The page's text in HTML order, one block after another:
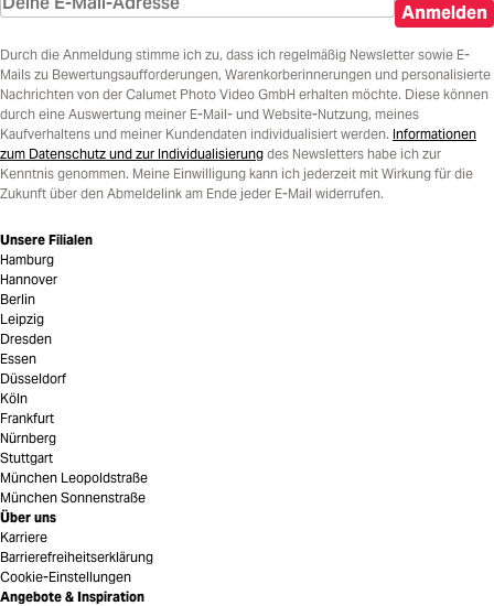
Anmelden
Durch die Anmeldung stimme ich zu, dass ich regelmäßig Newsletter sowie E-
Mails zu Bewertungsaufforderungen, Warenkorberinnerungen und personalisierte
Nachrichten von der Calumet Photo Video GmbH erhalten möchte. Diese können
durch eine Auswertung meiner E-Mail- und Website-Nutzung, meines
Kaufverhaltens und meiner Kundendaten individualisiert werden. Informationen
zum Datenschutz und zur Individualisierung des Newsletters habe ich zur
Kenntnis genommen. Meine Einwilligung kann ich jederzeit mit Wirkung für die
Zukunft über den Abmeldelink am Ende jeder E-Mail widerrufen.
Unsere Filialen
Hamburg
Hannover
Berlin
Leipzig
Dresden
Essen
Düsseldorf
Köln
Frankfurt
Nürnberg
Stuttgart
München Leopoldstraße
München Sonnenstraße
Über uns
Karriere
Barrierefreiheitserklärung
Cookie-Einstellungen
Angebote & Inspiration